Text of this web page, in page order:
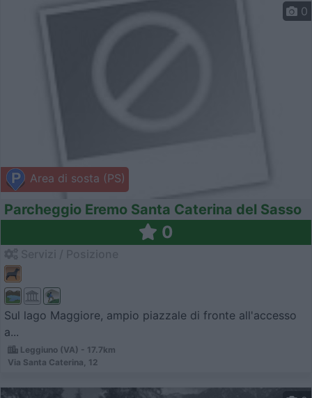
Area di sosta (PS)
0
Parcheggio Eremo Santa Caterina del Sasso
0
Sul lago Maggiore, ampio piazzale di fronte all'accesso
a...
Leggiuno (VA) - 17.7km
Via Santa Caterina, 12